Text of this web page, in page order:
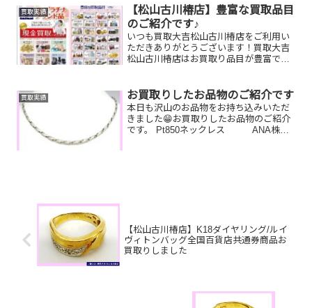
のお客様限定でご参加いただけます😌(金
券...
買取実績
【松山古川椿店】豊富な買取品目
のご紹介です♪
いつも買取大吉松山古川椿店をご利用い
ただきありがとうございます！買取大吉
松山古川椿店はお買取り品目が豊富で
たものや、片手でお持ちいただけるもの
ならお買取りできるお品が...
買取実績 お買取りしたお品物のご紹介です
本日も沢山のお品物をお持ち込みいただ
きました😁お買取りしたお品物のご紹介
です。 Pt850ネックレス ANA株主
【松山古川椿店】K18ダイヤリング/ルイ
ヴィトンバッグ全国百貨店共通券商品お
買取りしました